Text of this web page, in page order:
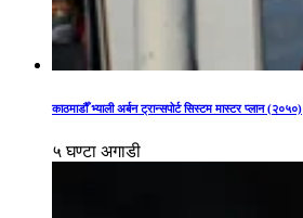
काठमाडौँ भ्याली अर्बन ट्रान्सपोर्ट सिस्टम मास्टर प्लान (२०५०)
५ घण्टा अगाडी